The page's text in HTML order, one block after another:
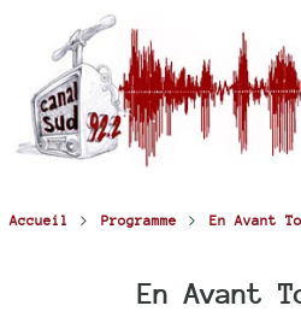
Accueil > Programme > En Avant
En Avant